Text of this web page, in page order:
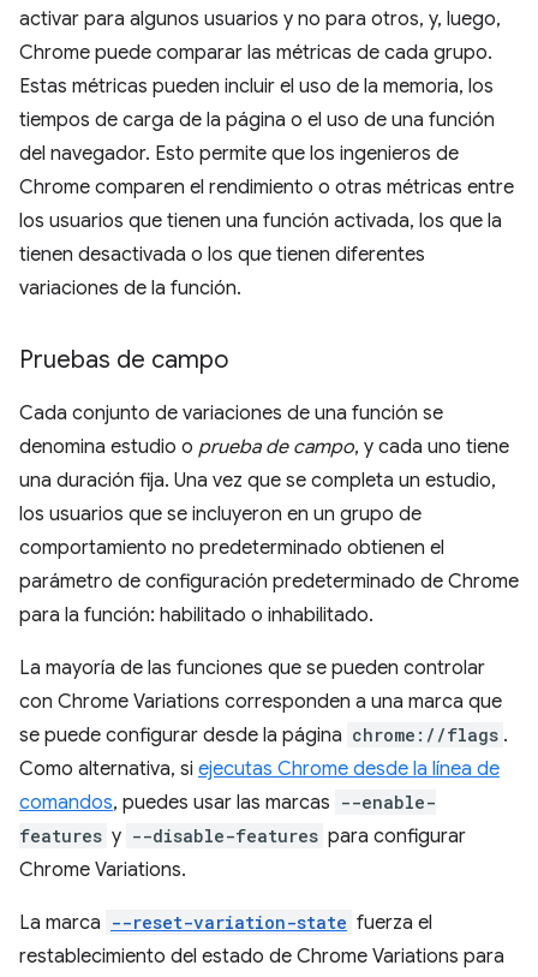
activar para algunos usuarios y no para otros, y, luego,
Chrome puede comparar las métricas de cada grupo.
Estas métricas pueden incluir el uso de la memoria, los
tiempos de carga de la página o el uso de una función
del navegador. Esto permite que los ingenieros de
Chrome comparen el rendimiento o otras métricas entre
los usuarios que tienen una función activada, los que la
tienen desactivada o los que tienen diferentes
variaciones de la función.
Pruebas de campo
Cada conjunto de variaciones de una función se
denomina estudio o prueba de campo, y cada uno tiene
una duración fija. Una vez que se completa un estudio,
los usuarios que se incluyeron en un grupo de
comportamiento no predeterminado obtienen el
parámetro de configuración predeterminado de Chrome
para la función: habilitado o inhabilitado.
La mayoría de las funciones que se pueden controlar
con Chrome Variations corresponden a una marca que
se puede configurar desde la página chrome://flags .
Como alternativa, si ejecutas Chrome desde la línea de
comandos, puedes usar las marcas --enable-
features y --disable-features para configurar
Chrome Variations.
La marca --reset-variation-state fuerza el
restablecimiento del estado de Chrome Variations para